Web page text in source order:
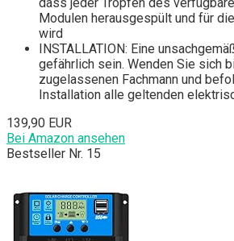
Modulen herausgespült und für
wird
INSTALLATION: Eine
gefährlich sein. Wenden Sie sich
zugelassenen Fachmann und
Installation alle geltenden
139,90 EUR
Bei Amazon ansehen
Bestseller Nr. 15